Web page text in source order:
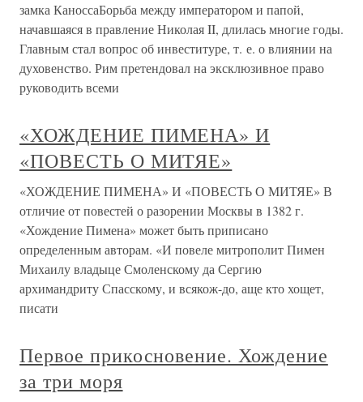
замка КаноссаБорьба между императором и папой,
начавшаяся в правление Николая II, длилась многие годы.
Главным стал вопрос об инвеституре, т. е. о влиянии на
духовенство. Рим претендовал на эксклюзивное право
руководить всеми
«ХОЖДЕНИЕ ПИМЕНА» И
«ПОВЕСТЬ О МИТЯЕ»
«ХОЖДЕНИЕ ПИМЕНА» И «ПОВЕСТЬ О МИТЯЕ» В
отличие от повестей о разорении Москвы в 1382 г.
«Хождение Пимена» может быть приписано
определенным авторам. «И повеле митрополит Пимен
Михаилу владыце Смоленскому да Сергию
архимандриту Спасскому, и всякож-до, аще кто хощет,
писати
Первое прикосновение. Хождение
за три моря